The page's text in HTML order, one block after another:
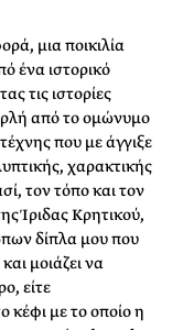
μια ποικιλία
ένα ιστορικό
τις ιστορίες
από το ομώνυμο
που με άγγιξε
χαρακτικής
τον τόπο και τον
Ίριδας Κρητικού,
δίπλα μου που
μοιάζει να
είτε
κέφι με το οποίο η